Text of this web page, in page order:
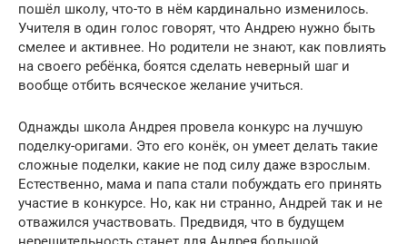
пошёл школу, что-то в нём кардинально изменилось.
Учителя в один голос говорят, что Андрею нужно быть
смелее и активнее. Но родители не знают, как повлиять
на своего ребёнка, боятся сделать неверный шаг и
вообще отбить всяческое желание учиться.
Однажды школа Андрея провела конкурс на лучшую
поделку-оригами. Это его конёк, он умеет делать такие
сложные поделки, какие не под силу даже взрослым.
Естественно, мама и папа стали побуждать его принять
участие в конкурсе. Но, как ни странно, Андрей так и не
отважился участвовать. Предвидя, что в будущем